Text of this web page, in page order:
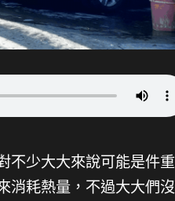
不少大大來說可能是件重
消耗熱量，不過大大們沒